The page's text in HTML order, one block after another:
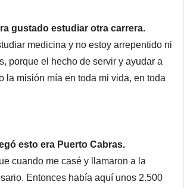
gustado estudiar otra carrera.
medicina y no estoy arrepentido ni
porque el hecho de servir y ayudar a
la misión mía en toda mi vida, en toda
esto era Puerto Cabras.
cuando me casé y llamaron a la
Entonces había aquí unos 2.500